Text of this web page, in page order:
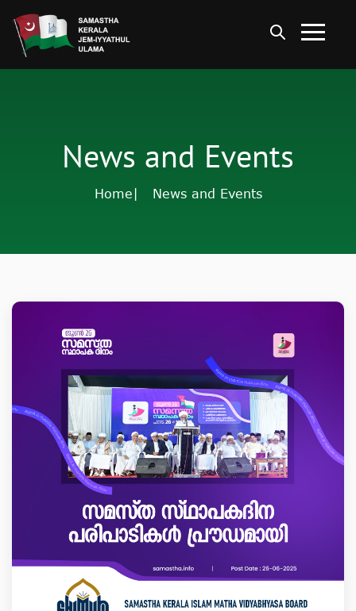
News and Events
Home | News and Events